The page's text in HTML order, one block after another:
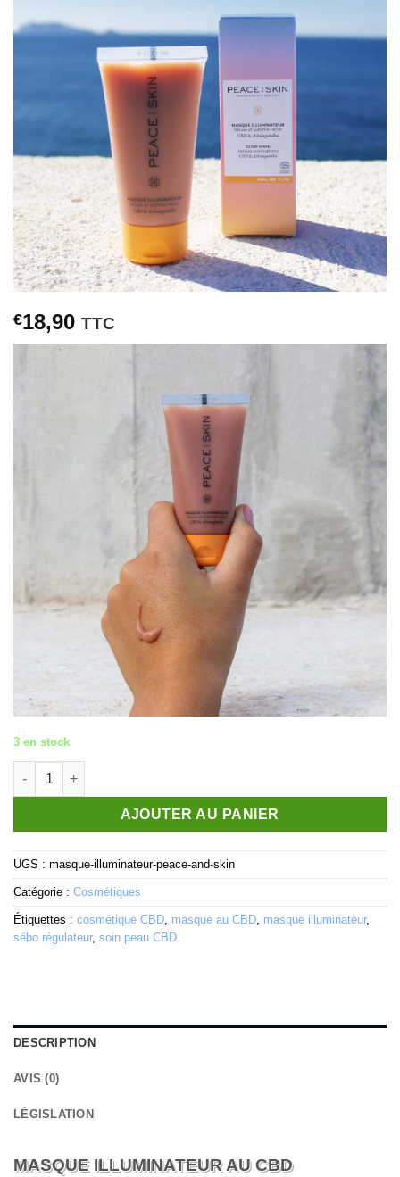
€18,90 TTC
3 en stock
quantité de Masque Illuminateur - Peace and Skin
AJOUTER AU PANIER
UGS : masque-illuminateur-peace-and-skin
Catégorie : Cosmétiques
Étiquettes : cosmétique CBD masque au CBD masque illuminateur,
sébo régulateur, soin peau CBD
DESCRIPTION
AVIS (0)
LÉGISLATION
MASQUE ILLUMINATEUR AU CBD